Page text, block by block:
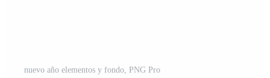
nuevo año elementos y fondo, PNG Pro